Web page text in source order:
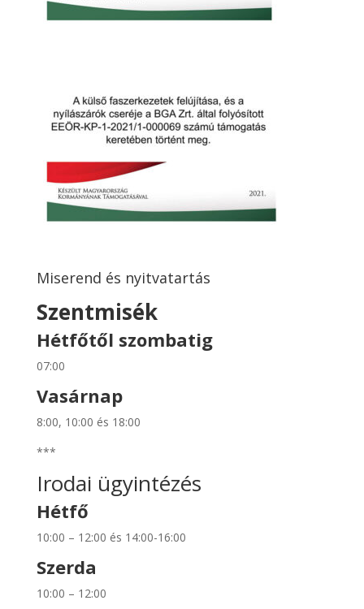
Miserend és nyitvatartás
Szentmisék
Hétfőtől szombatig
07:00
Vasárnap
8:00, 10:00 és 18:00
***
Irodai ügyintézés
Hétfő
10:00 – 12:00 és 14:00-16:00
Szerda
10:00 – 12:00